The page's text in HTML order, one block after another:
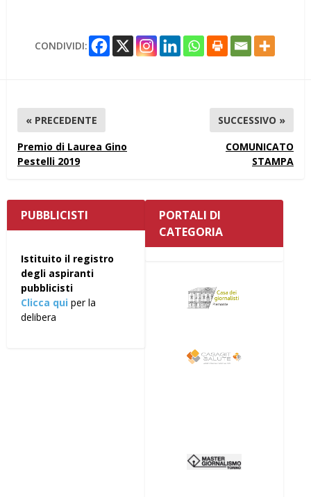
CONDIVIDI:
« PRECEDENTE
Premio di Laurea Gino
Pestelli 2019
SUCCESSIVO »
COMUNICATO
STAMPA
PUBBLICISTI
Istituito il registro
degli aspiranti
pubblicisti
Clicca qui per la
delibera
PORTALI DI
CATEGORIA